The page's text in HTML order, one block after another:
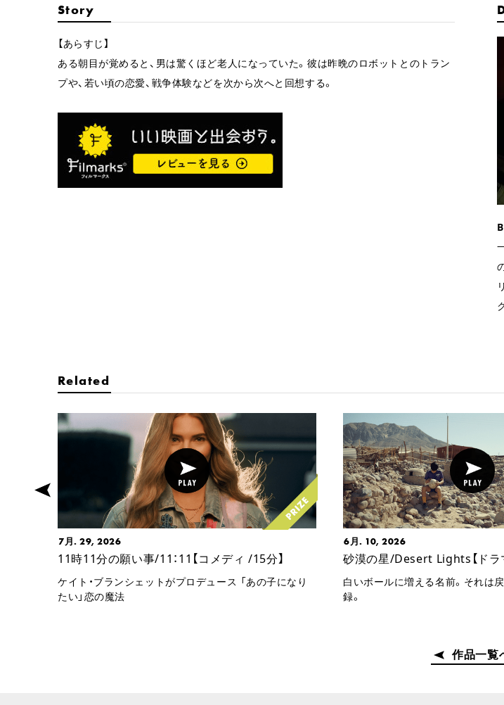
Story
【あらすじ】
ある朝目が覚めると、男は驚くほど老人になっていた。彼は昨晩のロボットとのトラン
プや、若い頃の恋愛、戦争体験などを次から次へと回想する。
Related
7月. 29, 2026
11時11分の願い事/11：11【コメディ /15分】
ケイト・ブランシェットがプロデュース 「あの子になり
たい」恋の魔法
6月. 10, 2026
砂漠の星/Desert Lights【ドラ
白いボールに増える名前。それは
録。
作品一覧